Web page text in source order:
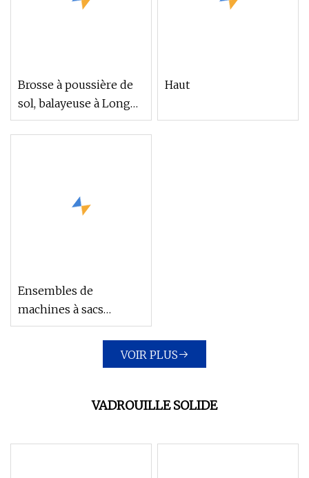
Brosse à poussière de
sol, balayeuse à Long
manche, ensemble de
balais de nettoyage
Haut
Ensembles de
machines à sacs
poubelles de haute
VOIR PLUS
VADROUILLE SOLIDE